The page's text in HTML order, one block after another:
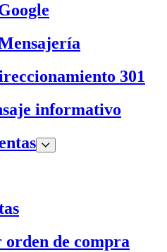
301
informativo
orden de compra